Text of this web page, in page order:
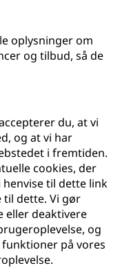
oplysninger om
og tilbud, så de
du, at vi
og at vi har
i fremtiden.
cookies, der
henvise til dette link
til dette. Vi gør
eller deaktivere
og
på vores